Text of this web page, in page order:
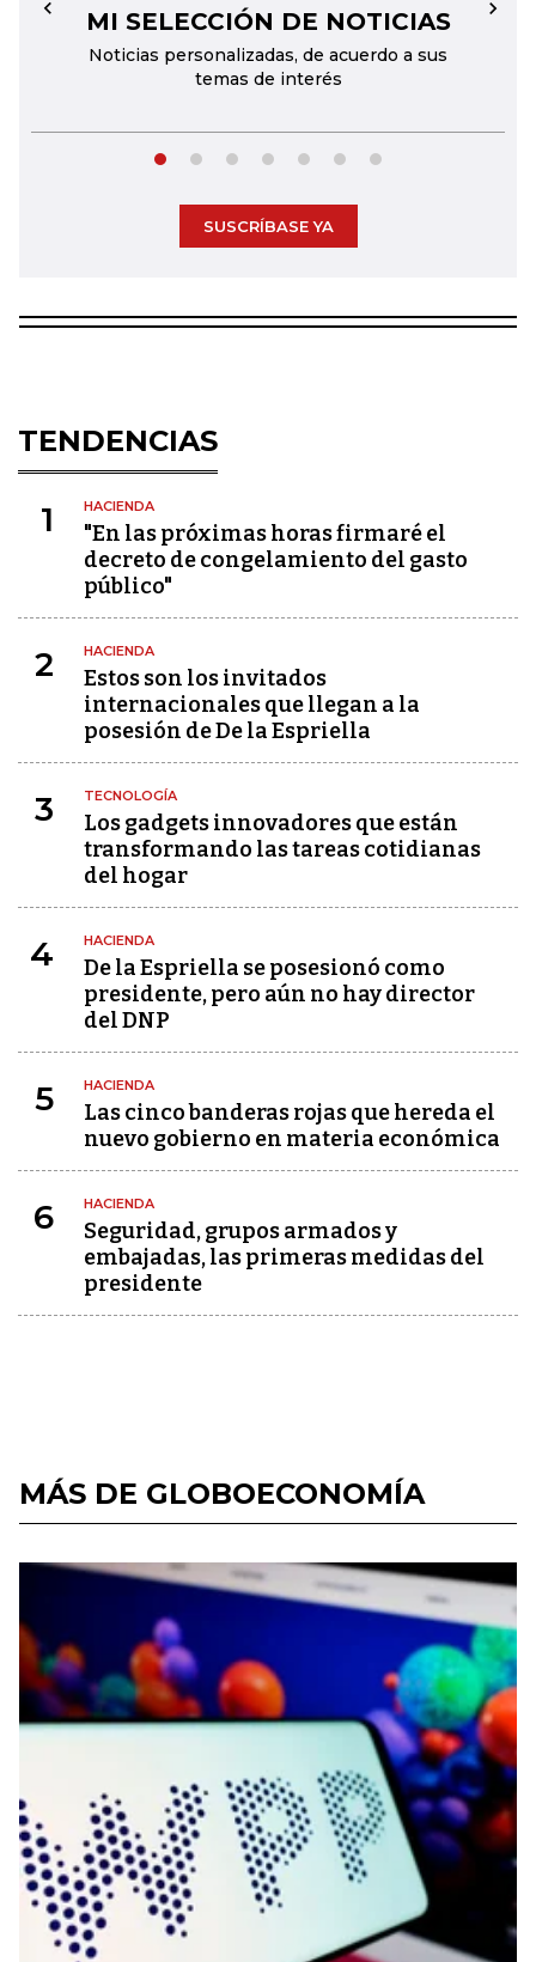
MI SELECCIÓN DE NOTICIAS
Noticias personalizadas, de acuerdo a sus
temas de interés
← →
SUSCRÍBASE YA
TENDENCIAS
1 HACIENDA
"En las próximas horas firmaré el
decreto de congelamiento del gasto
público"
2 HACIENDA
Estos son los invitados
internacionales que llegan a la
posesión de De la Espriella
3 TECNOLOGÍA
Los gadgets innovadores que están
transformando las tareas cotidianas
del hogar
4 HACIENDA
De la Espriella se posesionó como
presidente, pero aún no hay director
del DNP
5 HACIENDA
Las cinco banderas rojas que hereda el
nuevo gobierno en materia económica
6 HACIENDA
Seguridad, grupos armados y
embajadas, las primeras medidas del
presidente
MÁS DE GLOBOECONOMÍA